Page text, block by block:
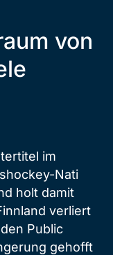
von
im
Nati
holt damit
verliert
Public
gehofft